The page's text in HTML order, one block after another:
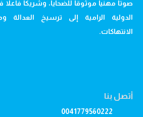
صوتا مهنيا موثوقا للضحايا، وشريكا فاعلا
الدولية الرامية إلى ترسيخ العدالة
الانتهاكات.
أتصل بنا
0041779560222